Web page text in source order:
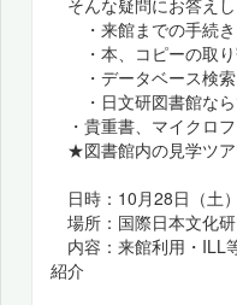
そんな疑問にお答えし
・来館までの手続き
・本、コピーの取り
・データベース検索
・日文研図書館なら
・貴重書、マイクロ
★図書館内の見学ツア
日時：10月28日（土
場所：国際日本文化
内容：来館利用・ILL
紹介